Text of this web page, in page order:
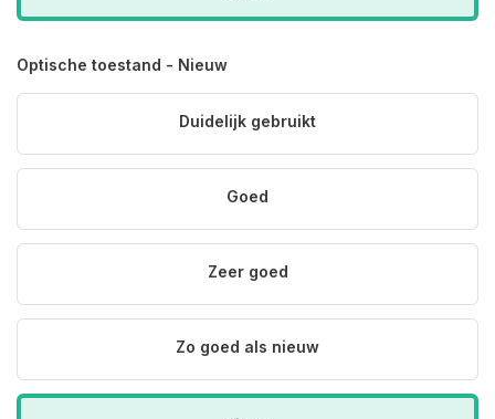
Optische toestand - Nieuw
Duidelijk gebruikt
Goed
Zeer goed
Zo goed als nieuw